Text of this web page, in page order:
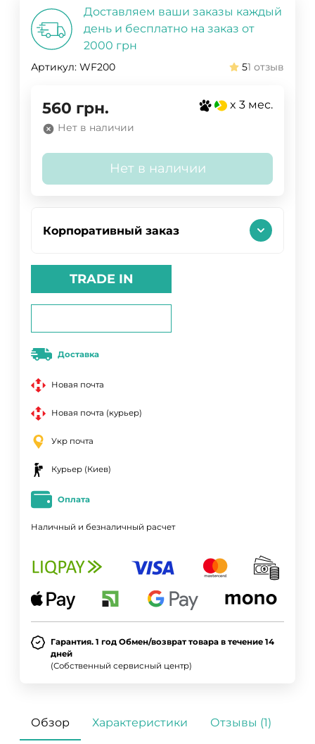
Доставляем ваши заказы каждый
день и бесплатно на заказ от
2000 грн
Артикул: WF200 51 отзыв
560 грн. x 3 мес.
Нет в наличии
Нет в наличии
Корпоративный заказ
TRADE IN
Доставка
Новая почта
Новая почта (курьер)
Укр почта
Курьер (Киев)
Оплата
Наличный и безналичный расчет
Гарантия. 1 год Обмен/возврат товара в течение 14
дней
(Собственный сервисный центр)
Обзор Характеристики Отзывы (1)